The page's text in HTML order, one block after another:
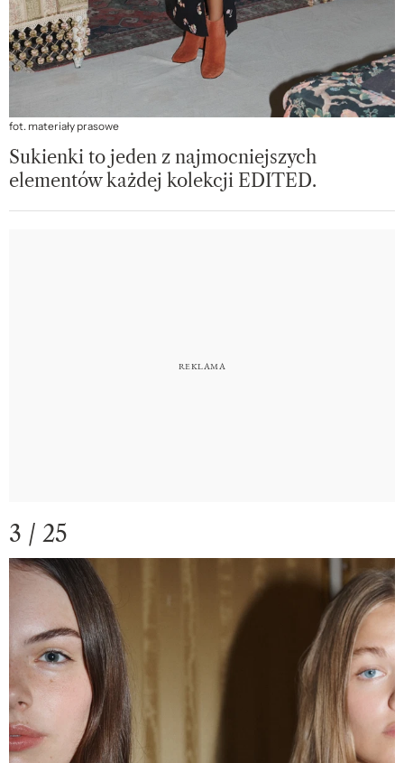
fot. materiały prasowe
Sukienki to jeden z najmocniejszych
elementów każdej kolekcji EDITED.
3 / 25